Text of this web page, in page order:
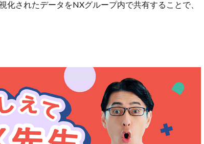
されたデータをNXグループ内で共有することで、